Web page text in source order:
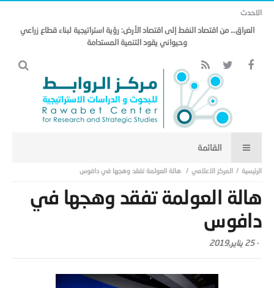
الاحدث
هالة العولمة تفقد وهجها في
دافوس
-25 يناير,2019